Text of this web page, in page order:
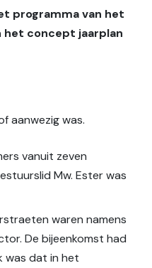
programma van het
het concept jaarplan
aanwezig was.
vanuit zeven
Mw. Ester was
waren namens
De bijeenkomst had
was dat in het